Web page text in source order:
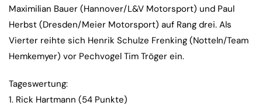
Maximilian Bauer (Hannover/L&V Motorsport) und Paul
Herbst (Dresden/Meier Motorsport) auf Rang drei. Als
Vierter reihte sich Henrik Schulze Frenking (Notteln/Team
Hemkemyer) vor Pechvogel Tim Tröger ein.
Tageswertung:
1. Rick Hartmann (54 Punkte)